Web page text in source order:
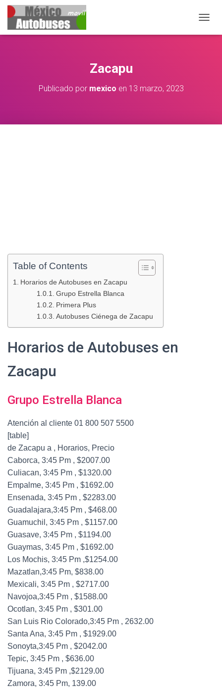
Zacapu
Publicado por mexico en 13 marzo, 2023
Table of Contents
Horarios de Autobuses en Zacapu
Grupo Estrella Blanca
Primera Plus
Autobuses Ciénega de Zacapu
Horarios de Autobuses en
Zacapu
Grupo Estrella Blanca
Atención al cliente 01 800 507 5500
[table]
de Zacapu a , Horarios, Precio
Caborca, 3:45 Pm , $2007.00
Culiacan, 3:45 Pm , $1320.00
Empalme, 3:45 Pm , $1692.00
Ensenada, 3:45 Pm , $2283.00
Guadalajara,3:45 Pm , $468.00
Guamuchil, 3:45 Pm , $1157.00
Guasave, 3:45 Pm , $1194.00
Guaymas, 3:45 Pm , $1692.00
Los Mochis, 3:45 Pm ,$1254.00
Mazatlan,3:45 Pm, $838.00
Mexicali, 3:45 Pm , $2717.00
Navojoa,3:45 Pm , $1588.00
Ocotlan, 3:45 Pm , $301.00
San Luis Rio Colorado,3:45 Pm , 2632.00
Santa Ana, 3:45 Pm , $1929.00
Sonoyta,3:45 Pm , $2042.00
Tepic, 3:45 Pm , $636.00
Tijuana, 3:45 Pm ,$2129.00
Zamora, 3:45 Pm, 139.00